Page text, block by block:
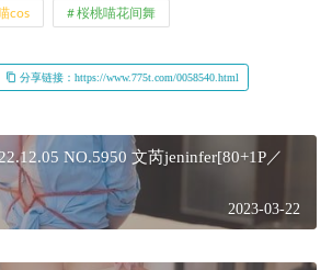
cos 桜桃喵花间舞
分享链接：https://www.775t.com/0058540.html
NO.5950 文芮jeninfer[80+1P／
2023-03-22